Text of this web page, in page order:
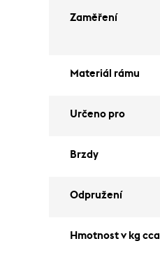
Zaměření
Materiál rámu
Určeno pro
Brzdy
Odpružení
Hmotnost v kg cca